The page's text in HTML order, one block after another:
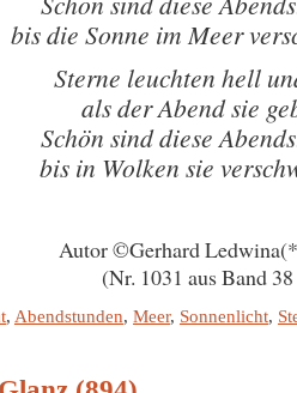
bis die Sonne im Meer
Sterne leuchten hell
als der Abend sie
Schön sind diese
bis in Wolken sie
Autor ©Gerhard
(Nr. 1031 aus Band
, Abendstunden, Meer, Sonnenlicht,